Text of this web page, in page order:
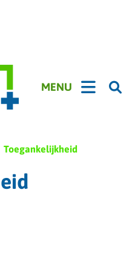
Hoofdmenu
MENU
Toegankelijkheid